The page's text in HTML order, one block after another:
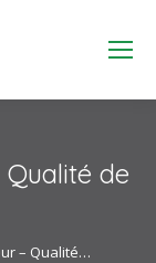
Search:
de
– Qualité…